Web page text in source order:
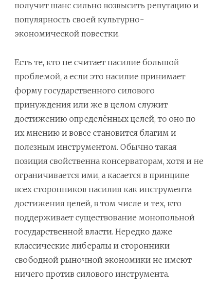
получит шанс сильно возвысить репутацию и
популярность своей культурно-
экономической повестки.
Есть те, кто не считает насилие большой
проблемой, а если это насилие принимает
форму государственного силового
принуждения или же в целом служит
достижению определённых целей, то оно по
их мнению и вовсе становится благим и
полезным инструментом. Обычно такая
позиция свойственна консерваторам, хотя и не
ограничивается ими, а касается в принципе
всех сторонников насилия как инструмента
достижения целей, в том числе и тех, кто
поддерживает существование монопольной
государственной власти. Нередко даже
классические либералы и сторонники
свободной рыночной экономики не имеют
ничего против силового инструмента.